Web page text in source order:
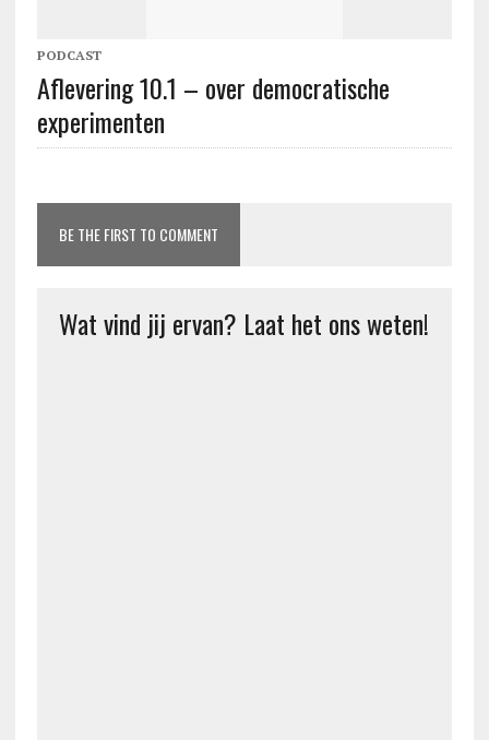
PODCAST
Aflevering 10.1 – over democratische
experimenten
BE THE FIRST TO COMMENT
Wat vind jij ervan? Laat het ons weten!